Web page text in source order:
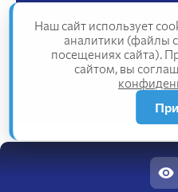
Сведения об
Политика
Наш сайт использует
аналитики (файлы
посещениях сайта).
сайтом, вы